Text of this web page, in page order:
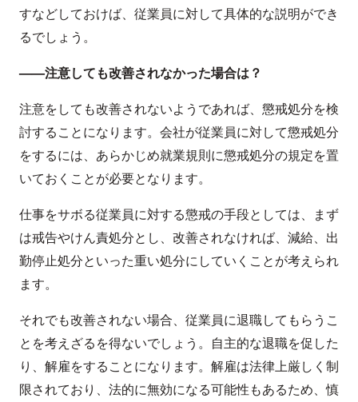
すなどしておけば、従業員に対して具体的な説明ができ
るでしょう。
——注意しても改善されなかった場合は？
注意をしても改善されないようであれば、懲戒処分を検
討することになります。会社が従業員に対して懲戒処分
をするには、あらかじめ就業規則に懲戒処分の規定を置
いておくことが必要となります。
仕事をサボる従業員に対する懲戒の手段としては、まず
は戒告やけん責処分とし、改善されなければ、減給、出
勤停止処分といった重い処分にしていくことが考えられ
ます。
それでも改善されない場合、従業員に退職してもらうこ
とを考えざるを得ないでしょう。自主的な退職を促した
り、解雇をすることになります。解雇は法律上厳しく制
限されており、法的に無効になる可能性もあるため、慎